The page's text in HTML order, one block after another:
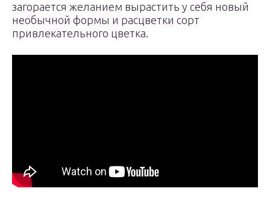
загорается желанием вырастить у себя новый
необычной формы и расцветки сорт
привлекательного цветка.